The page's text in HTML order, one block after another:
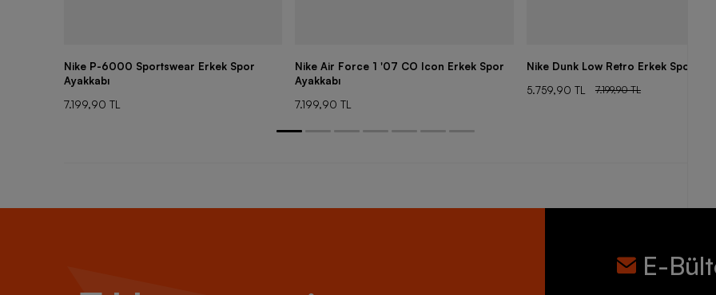
Nike P-6000 Sportswear Erkek Spor
Ayakkabı
7.199,90 TL
Nike Air Force 1 '07 CO Icon Erkek Spor
Ayakkabı
7.199,90 TL
Nike Dunk Low Retro Erkek Spor
5.759,90 TL
7.199,90 TL
E-